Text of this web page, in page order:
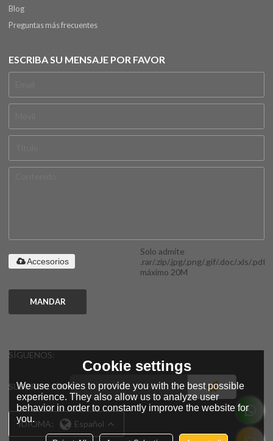
Blog
Preguntas más frecuentes
ESCRIBA SU MENSAJE POR FAVOR
Solo admite
.rar/.zip/.jpg/.png/.gif/.doc/.xls/.pdf,
máximo 20M
Accesorios
MANDAR
SÍGUENOS:
SUSCRIPCIÓN
IDIOMA: Español
Cookie settings
We use cookies to provide you with the best possible
experience. They also allow us to analyze user
behavior in order to constantly improve the website for
you.